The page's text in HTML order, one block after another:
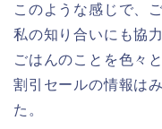
このような感じで、
私の知り合いにも協
ごはんのことを色々
割引セールの情報は
た。